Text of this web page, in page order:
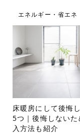
エネルギー・省エネ
床暖房にして後悔
5つ｜後悔しないた
入方法も紹介